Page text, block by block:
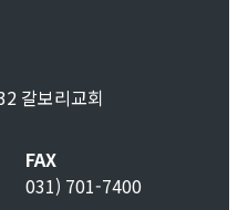
갈보리교회
FAX
031) 701-7400